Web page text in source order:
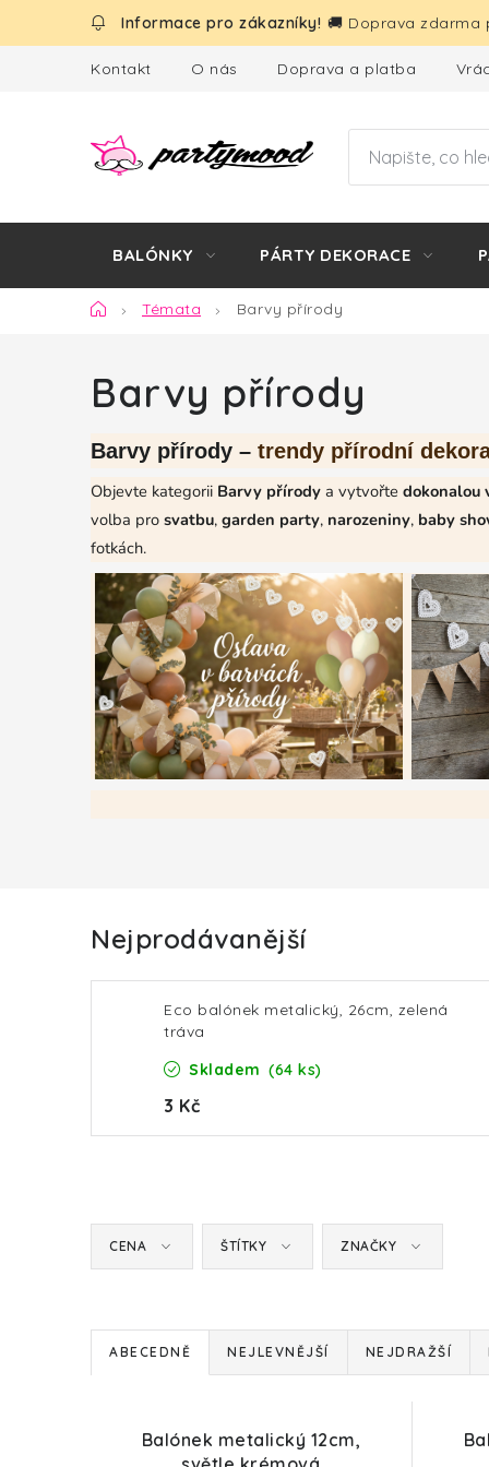
🚚 Doprava zdarma
Kontakt O nás Doprava a platba
BALÓNKY PÁRTY DEKORACE
DomůTémata Barvy přírody
Barvy přírody
Barvy přírody – trendy přírodní
Objevte kategorii Barvy přírody a vytvořte dokonalou
volba pro svatbu, garden party, narozeniny, baby
fotkách.
Nejprodávanější
Eco balónek metalický, 26cm, zelená
tráva
Skladem (64 ks)
3 Kč
CENA ŠTÍTKY ZNAČKY
Ř
ABECEDNĚ NEJLEVNĚJŠÍ NEJDRAŽŠÍ
Balónek metalický 12cm,